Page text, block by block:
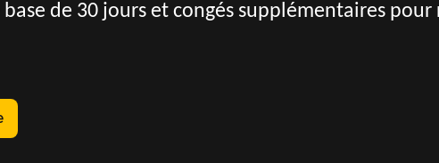
de 30 jours et congés supplémentaires